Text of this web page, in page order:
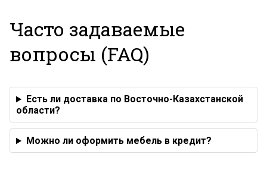
Часто задаваемые
вопросы (FAQ)
Есть ли доставка по Восточно-Казахстанской
области?
Можно ли оформить мебель в кредит?